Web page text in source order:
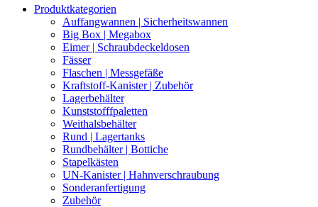
Produktkategorien
Auffangwannen | Sicherheitswannen
Big Box | Megabox
Eimer | Schraubdeckeldosen
Fässer
Flaschen | Messgefäße
Kraftstoff-Kanister | Zubehör
Lagerbehälter
Kunststofffpaletten
Weithalsbehälter
Rund | Lagertanks
Rundbehälter | Bottiche
Stapelkästen
UN-Kanister | Hahnverschraubung
Sonderanfertigung
Zubehör